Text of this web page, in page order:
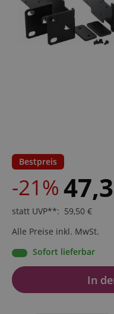
Bestpreis
-21%
statt UVP**: 59,50 €
Alle Preise inkl. MwSt.
Sofort lieferbar
In